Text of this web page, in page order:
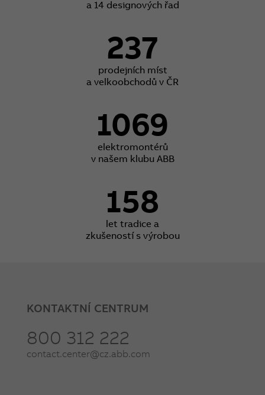
a 14 designových řad
237
prodejních míst
a velkoobchodů v ČR
1069
elektromontérů
v našem klubu ABB
158
let tradice a
zkušeností s výrobou
KONTAKTNÍ CENTRUM
800 312 222
contact.center@cz.abb.com